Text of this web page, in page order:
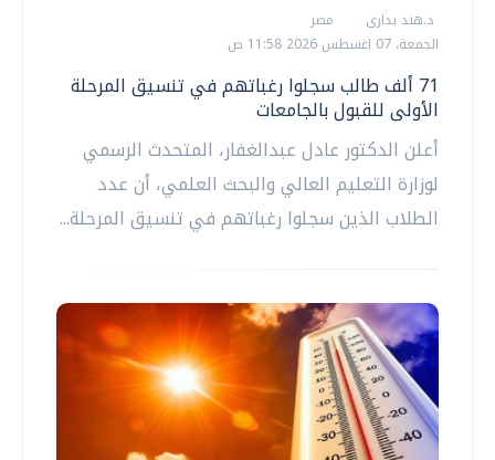
د.هند بدارى
مصر
الجمعة، 07 اغسطس 2026 11:58 ص
71 ألف طالب سجلوا رغباتهم في تنسيق المرحلة
الأولى للقبول بالجامعات
أعلن الدكتور عادل عبدالغفار، المتحدث الرسمي
لوزارة التعليم العالي والبحث العلمي، أن عدد
الطلاب الذين سجلوا رغباتهم في تنسيق المرحلة...